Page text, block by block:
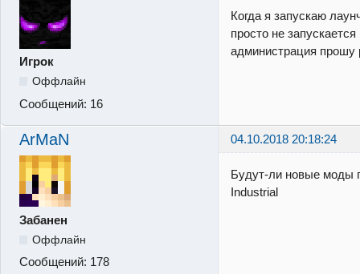
Игрок
Оффлайн
Сообщений: 16
Когда я запускаю
просто не
администрация прошу
ArMaN 04.10.2018 20:18:24
Забанен
Оффлайн
Сообщений: 178
Будут-ли новые моды
Industrial